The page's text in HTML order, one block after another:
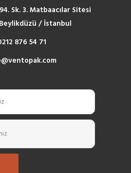
Sk. 3. Matbaacılar Sitesi
/ İstanbul
876 54 71